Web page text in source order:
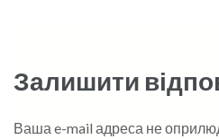
Залишити
Ваша e-mail адреса не